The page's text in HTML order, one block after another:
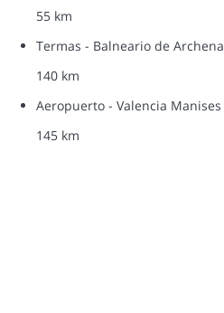
55 km
Termas - Balneario de Archena
140 km
Aeropuerto - Valencia Manises
145 km